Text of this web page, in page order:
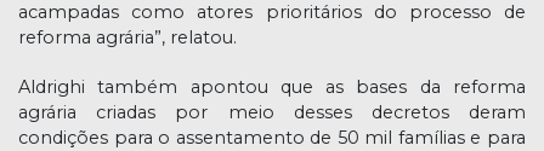
acampadas como atores prioritários do processo de
reforma agrária”, relatou.
Aldrighi também apontou que as bases da reforma
agrária criadas por meio desses decretos deram
condições para o assentamento de 50 mil famílias e para